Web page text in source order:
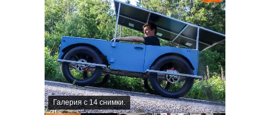
Галерия с 14 снимки.